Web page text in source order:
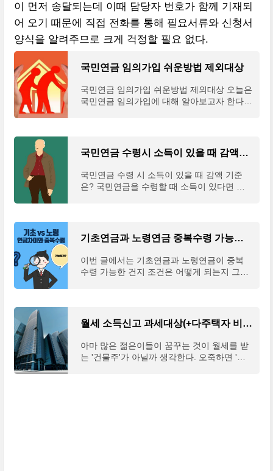
이 먼저 송달되는데 이때 담당자 번호가 함께 기재되
어 오기 때문에 직접 전화를 통해 필요서류와 신청서
양식을 알려주므로 크게 걱정할 필요 없다.
국민연금 임의가입 쉬운방법 제외대상
국민연금 임의가입 쉬운방법 제외대상 오늘은
국민연금 임의가입에 대해 알아보고자 한다.
국민연금 수령시 소득이 있을 때 감액기준은?
국민연금 수령 시 소득이 있을 때 감액 기준
은? 국민연금을 수령할 때 소득이 있다면 무
기초연금과 노령연금 중복수령 가능한 조건은?
이번 글에서는 기초연금과 노령연금이 중복
수령 가능한 건지 조건은 어떻게 되는지 그리
월세 소득신고 과세대상(+다주택자 비과세항목)
아마 많은 젊은이들이 꿈꾸는 것이 월세를 받
는 '건물주'가 아닐까 생각한다. 오죽하면 '창